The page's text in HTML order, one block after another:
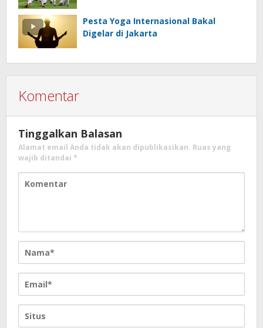
Pesta Yoga Internasional Bakal
Digelar di Jakarta
Komentar
Tinggalkan Balasan
Alamat email Anda tidak akan dipublikasikan. Ruas yang
wajib ditandai *